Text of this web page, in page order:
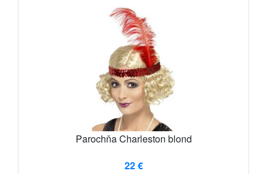
Parochňa Charleston blond
22 €